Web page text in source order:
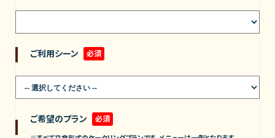
ご利用シーン 必須
ご希望のプラン 必須